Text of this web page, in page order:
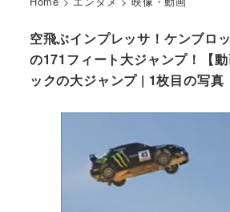
空飛ぶインプレッサ！ケンブロ
の171フィート大ジャンプ！【
ックの大ジャンプ | 1枚目の写真